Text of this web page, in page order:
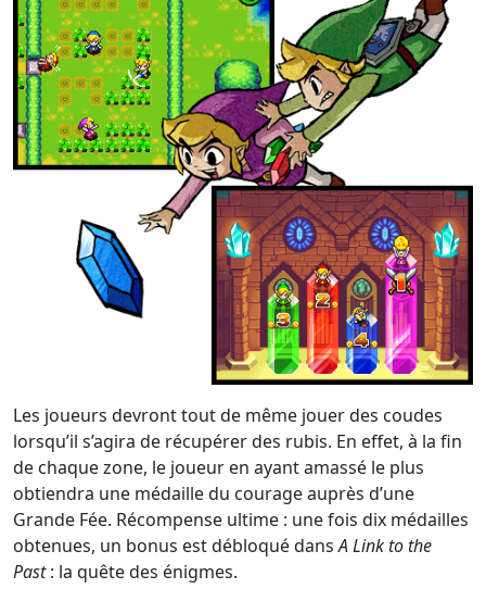
Les joueurs devront tout de même jouer des coudes
lorsqu’il s’agira de récupérer des rubis. En effet, à la fin
de chaque zone, le joueur en ayant amassé le plus
obtiendra une médaille du courage auprès d’une
Grande Fée. Récompense ultime : une fois dix médailles
obtenues, un bonus est débloqué dansA Link to the
Past: la quête des énigmes.